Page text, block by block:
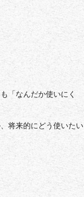
「なんだか使いにく
将来的にどう使いたい